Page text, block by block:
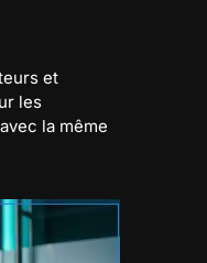
et
les
avec la même